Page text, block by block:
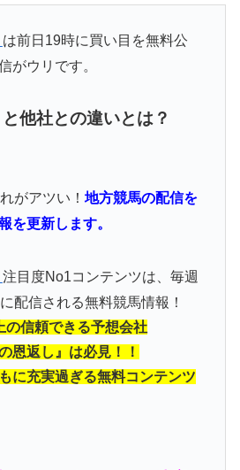
は前日19時に買い目を無料公
がウリです。
と他社との違いとは？
がアツい！ 地方競馬の配信を
を更新します。
注目度No1コンテンツは、毎週
配信される無料競馬情報！
信頼できる予想会社
恩返し』は必見！！
に充実過ぎる無料コンテンツ